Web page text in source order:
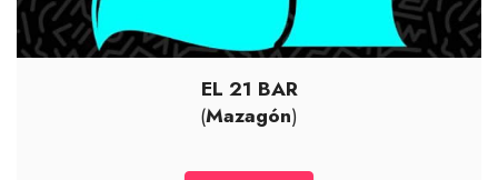
EL 21 BAR
(Mazagón)